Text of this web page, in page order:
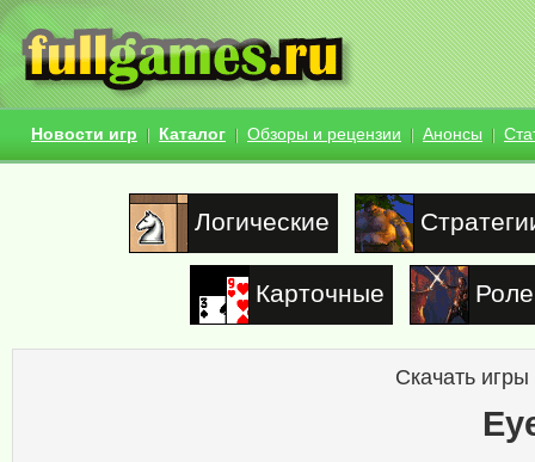
Новости игр Каталог Обзоры и рецензии Анонсы
Логические
Карточные
Скачать